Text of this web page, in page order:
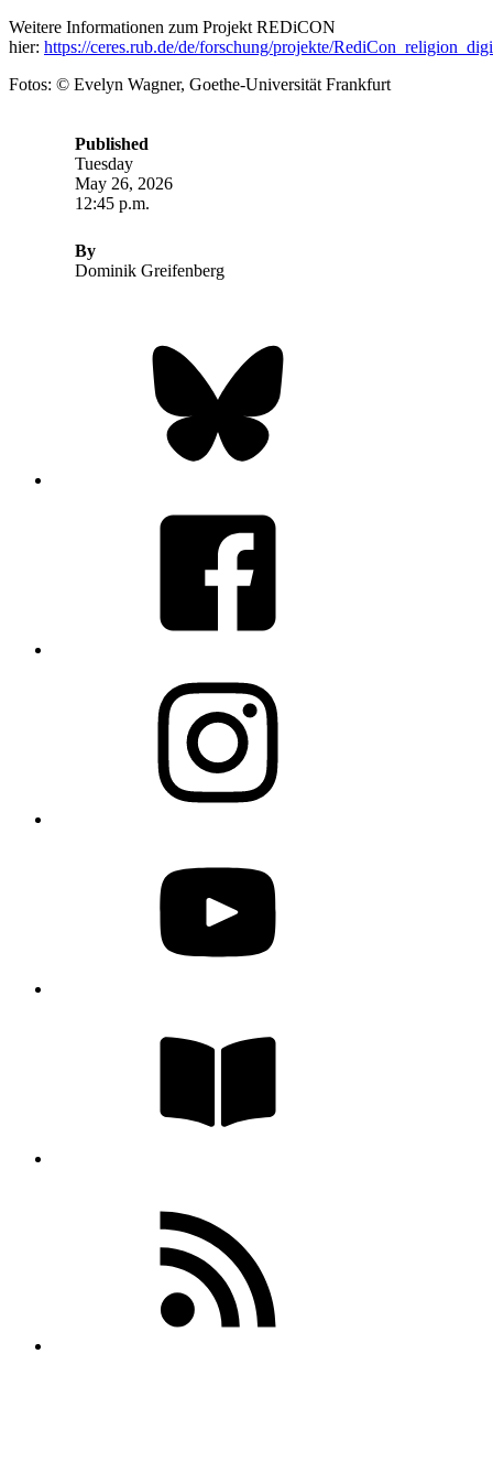
Weitere Informationen zum Projekt REDiCON
hier: https://ceres.rub.de/de/forschung/projekte/
Fotos: © Evelyn Wagner, Goethe-Universität Frankfurt
Published
Tuesday
May 26, 2026
12:45 p.m.
By
Dominik Greifenberg